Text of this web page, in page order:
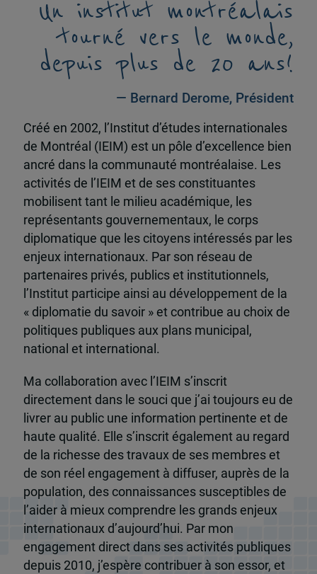
Un institut montréalais
tourné vers le monde,
depuis plus de 20 ans!
— Bernard Derome, Président
Créé en 2002, l’Institut d’études internationales
de Montréal (IEIM) est un pôle d’excellence bien
ancré dans la communauté montréalaise. Les
activités de l’IEIM et de ses constituantes
mobilisent tant le milieu académique, les
représentants gouvernementaux, le corps
diplomatique que les citoyens intéressés par les
enjeux internationaux. Par son réseau de
partenaires privés, publics et institutionnels,
l’Institut participe ainsi au développement de la
« diplomatie du savoir » et contribue au choix de
politiques publiques aux plans municipal,
national et international.
Ma collaboration avec l’IEIM s’inscrit
directement dans le souci que j’ai toujours eu de
livrer au public une information pertinente et de
haute qualité. Elle s’inscrit également au regard
de la richesse des travaux de ses membres et
de son réel engagement à diffuser, auprès de la
population, des connaissances susceptibles de
l’aider à mieux comprendre les grands enjeux
internationaux d’aujourd’hui. Par mon
engagement direct dans ses activités publiques
depuis 2010, j’espère contribuer à son essor, et